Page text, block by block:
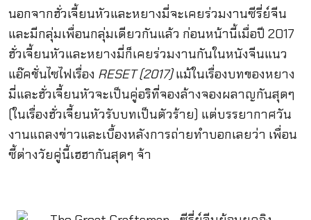
นอกจากฮั่วเจี้ยนหัวและหยางมี่จะเคยร่วมงานซีรี่ย์จีน
และมีกลุ่มเพื่อนกลุ่มเดียวกันแล้ว ก่อนหน้านี้เมื่อปี 2017
ฮั่วเจี้ยนหัวและหยางมี่ก็เคยร่วมงานกันในหนังจีนแนว
แอ๊คชั่นไซไฟเรื่อง RESET (2017)แม้ในเรื่องบทของหยาง
มี่และฮั่วเจี้ยนหัวจะเป็นคู่อริที่จองล้างจองผลาญกันสุดๆ
(ในเรื่องฮั่วเจี้ยนหัวรับบทเป็นตัวร้าย) แต่บรรยากาศวัน
งานแถลงข่าวและเบื้องหลังการถ่ายทำบอกเลยว่า เพื่อน
ซี้ต่างวัยคู่นี้เฮฮากันสุดๆ จ้า